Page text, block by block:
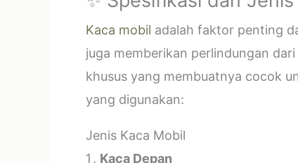
Kaca mobil adalah faktor penting
juga memberikan perlindungan
khusus yang membuatnya cocok
yang digunakan:
Jenis Kaca Mobil
Kaca Depan